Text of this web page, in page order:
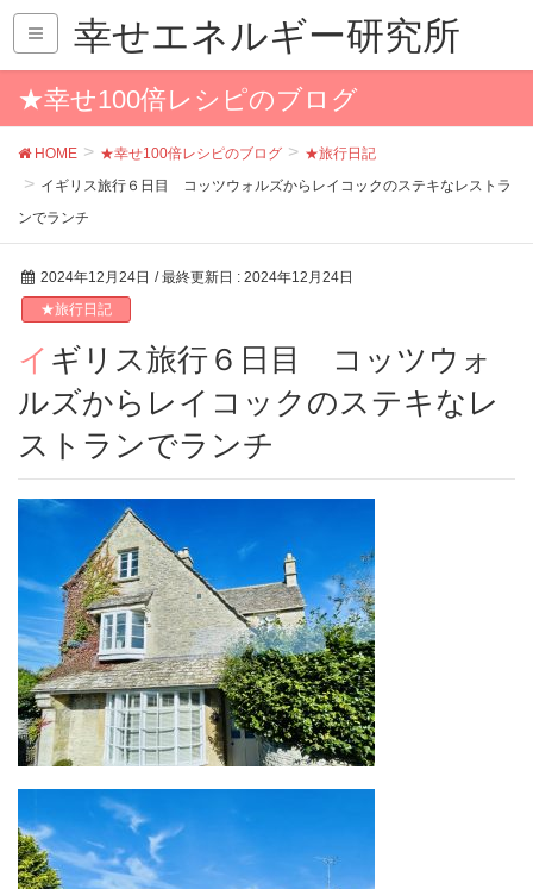
幸せエネルギー研究所
★幸せ100倍レシピのブログ
HOME ★幸せ100倍レシピのブログ
★旅行日記
イギリス旅行６日目 コッツウォルズからレイコックのステキなレストラ
ンでランチ
2024年12月24日 / 最終更新日 : 2024年12月24日
★旅行日記
イギリス旅行６日目 コッツウォ
ルズからレイコックのステキなレ
ストランでランチ